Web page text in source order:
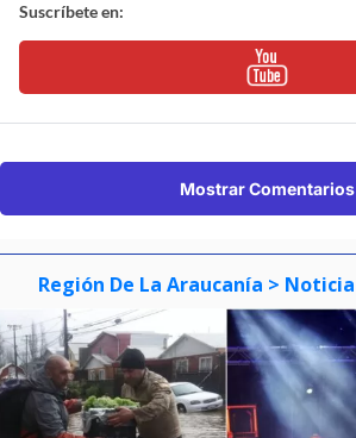
Suscríbete en:
Mostrar Comentarios
Región De La Araucanía > Noticia